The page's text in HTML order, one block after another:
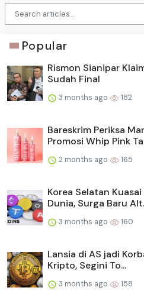
Popular
Rismon Sianipar
Sudah Final
3 months ago 182
Bareskrim Periksa
Promosi Whip Pink
2 months ago 165
Korea Selatan
Dunia, Surga Baru
3 months ago 160
Lansia di AS jadi
Kripto, Segini To...
3 months ago 158